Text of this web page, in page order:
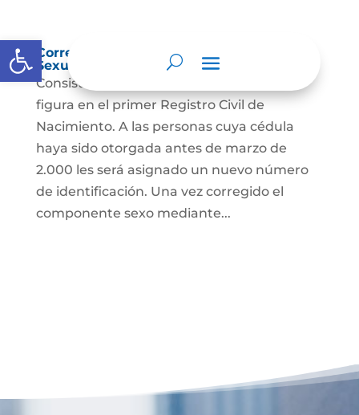
Abrir barra de herramientas
Corrección Componente de Identidad
Sexual en el Registro Civil de Nacimiento
Consiste en el cambio legal del sexo que
figura en el primer Registro Civil de
Nacimiento. A las personas cuya cédula
haya sido otorgada antes de marzo de
2.000 les será asignado un nuevo número
de identificación. Una vez corregido el
componente sexo mediante...